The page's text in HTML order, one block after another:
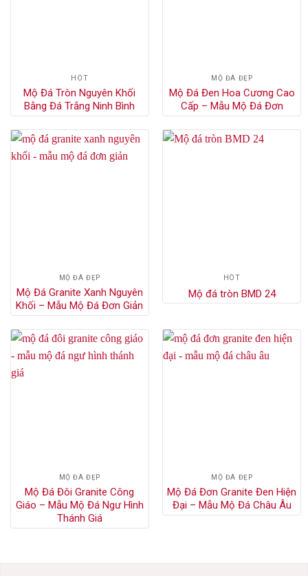
HÓT
Mộ Đá Tròn Nguyên Khối
Bằng Đá Trắng Ninh Bình
MỘ ĐÁ ĐẸP
Mộ Đá Đen Hoa Cương Cao
Cấp – Mẫu Mộ Đá Đơn
MỘ ĐÁ ĐẸP
Mộ Đá Granite Xanh Nguyên
Khối – Mẫu Mộ Đá Đơn Giản
HÓT
Mộ đá tròn BMD 24
MỘ ĐÁ ĐẸP
Mộ Đá Đôi Granite Công
Giáo – Mẫu Mộ Đá Ngư Hình
Thánh Giá
MỘ ĐÁ ĐẸP
Mộ Đá Đơn Granite Đen Hiện
Đại – Mẫu Mộ Đá Châu Âu